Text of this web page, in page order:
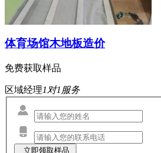
体育场馆木地板造价
免费获取样品
区域经理1对1服务